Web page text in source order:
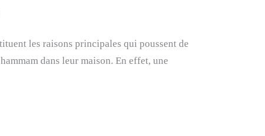
les raisons principales qui poussent de
dans leur maison. En effet, une